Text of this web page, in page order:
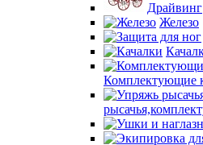
Драйвинг
Железо
Комплектующие